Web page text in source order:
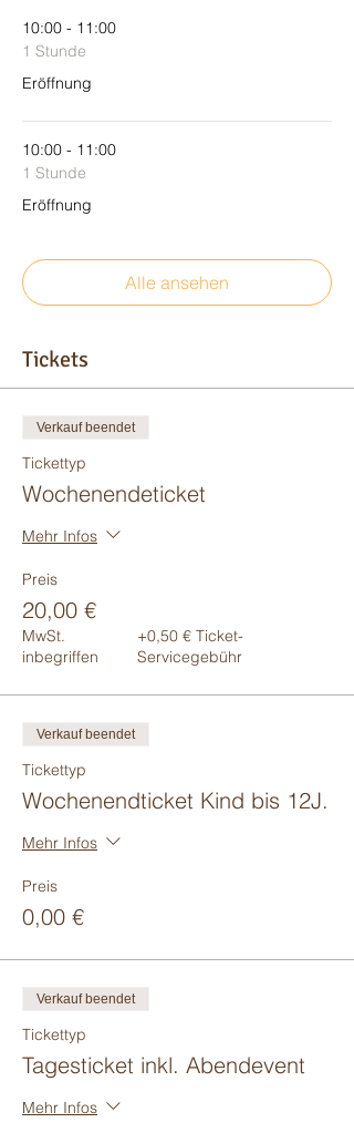
10:00 - 11:00
1 Stunde
Eröffnung
10:00 - 11:00
1 Stunde
Eröffnung
Alle ansehen
Tickets
Verkauf beendet
Tickettyp
Wochenendeticket
Mehr Infos
Preis
20,00 €
MwSt.
inbegriffen
+0,50 € Ticket-
Servicegebühr
Verkauf beendet
Tickettyp
Wochenendticket Kind bis 12J.
Mehr Infos
Preis
0,00 €
Verkauf beendet
Tickettyp
Tagesticket inkl. Abendevent
Mehr Infos